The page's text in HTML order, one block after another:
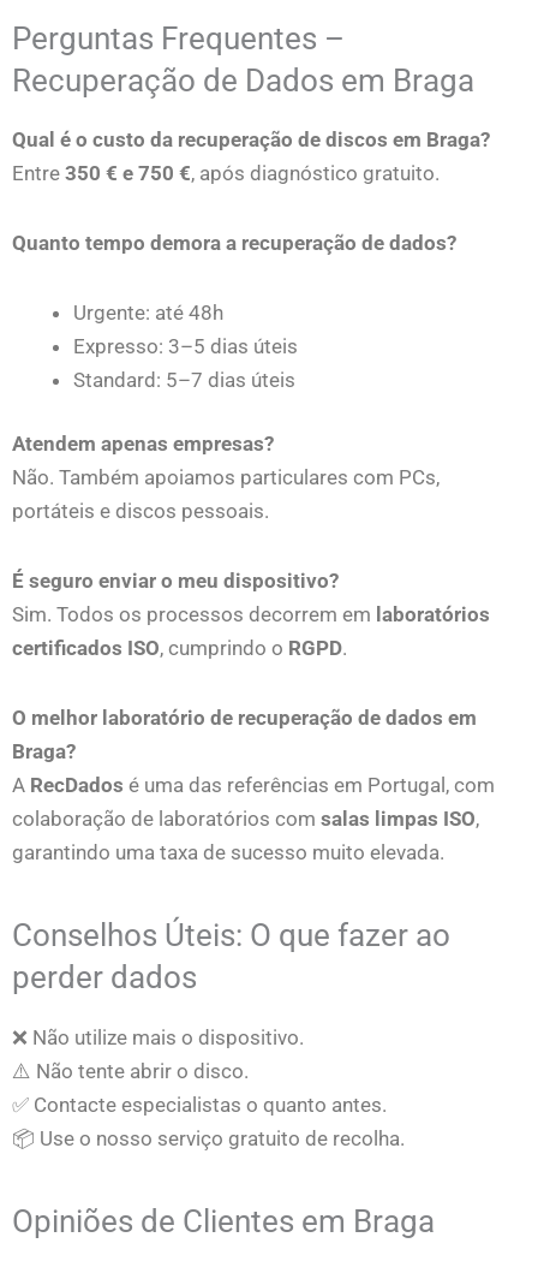
Perguntas Frequentes –
Recuperação de Dados em Braga
Qual é o custo da recuperação de discos em Braga?
Entre 350 € e 750 €, após diagnóstico gratuito.
Quanto tempo demora a recuperação de dados?
Urgente: até 48h
Expresso: 3–5 dias úteis
Standard: 5–7 dias úteis
Atendem apenas empresas?
Não. Também apoiamos particulares com PCs,
portáteis e discos pessoais.
É seguro enviar o meu dispositivo?
Sim. Todos os processos decorrem em laboratórios
certificados ISO, cumprindo o RGPD.
O melhor laboratório de recuperação de dados em
Braga?
A RecDados é uma das referências em Portugal, com
colaboração de laboratórios com salas limpas ISO,
garantindo uma taxa de sucesso muito elevada.
Conselhos Úteis: O que fazer ao
perder dados
❌ Não utilize mais o dispositivo.
⚠️ Não tente abrir o disco.
✅ Contacte especialistas o quanto antes.
📦 Use o nosso serviço gratuito de recolha.
Opiniões de Clientes em Braga